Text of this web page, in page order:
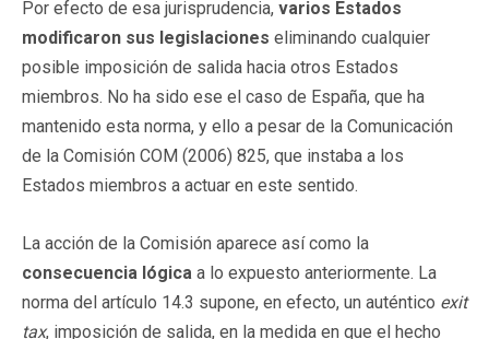
Por efecto de esa jurisprudencia, varios Estados
modificaron sus legislaciones eliminando cualquier
posible imposición de salida hacia otros Estados
miembros. No ha sido ese el caso de España, que ha
mantenido esta norma, y ello a pesar de la Comunicación
de la Comisión COM (2006) 825, que instaba a los
Estados miembros a actuar en este sentido.
La acción de la Comisión aparece así como la
consecuencia lógica a lo expuesto anteriormente. La
norma del artículo 14.3 supone, en efecto, un auténtico exit
tax, imposición de salida, en la medida en que el hecho